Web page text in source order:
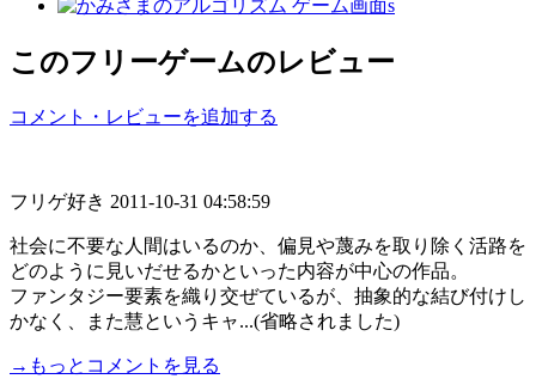
このフリーゲームのレビュー
コメント・レビューを追加する
フリゲ好き 2011-10-31 04:58:59
社会に不要な人間はいるのか、偏見や蔑みを取り除く活路を
どのように見いだせるかといった内容が中心の作品。
ファンタジー要素を織り交ぜているが、抽象的な結び付けし
かなく、また慧というキャ...(省略されました)
→もっとコメントを見る